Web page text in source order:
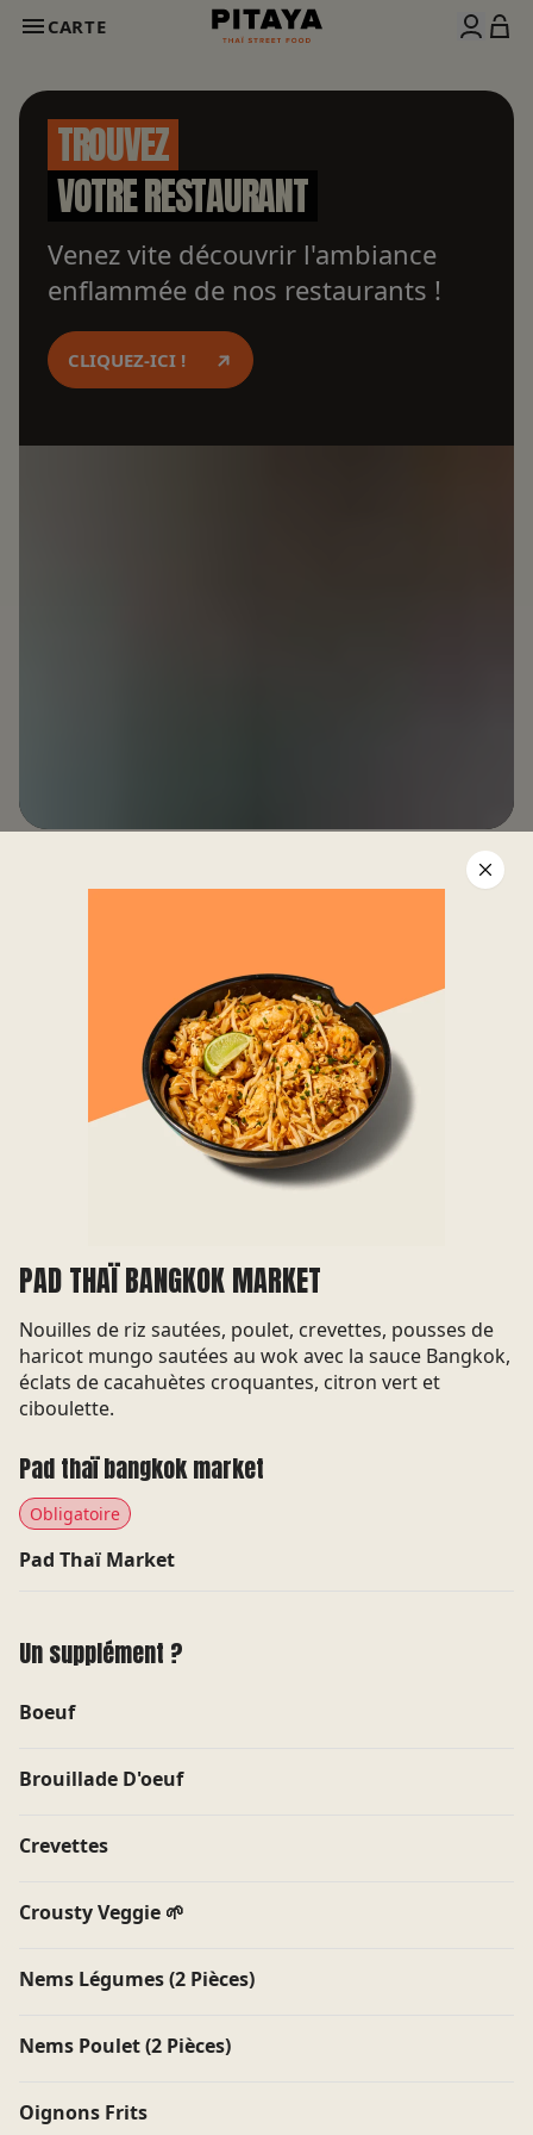
CARTE
PAD THAÏ BANGKOK MARKET
Nouilles de riz sautées, poulet, crevettes, pousses de
haricot mungo sautées au wok avec la sauce Bangkok,
éclats de cacahuètes croquantes, citron vert et
ciboulette.
Pad thaï bangkok market
Obligatoire
Pad Thaï Market
Un supplément ?
Boeuf
Brouillade D'oeuf
Crevettes
Crousty Veggie 🌱
Nems Légumes (2 Pièces)
Nems Poulet (2 Pièces)
Oignons Frits
TROUVEZ
VOTRE RESTAURANT
Venez vite découvrir l'ambiance
enflammée de nos restaurants !
CLIQUEZ-ICI !
LE SAVOIR-FAIRE
Notre cuisine est
savoureuse, variée et
généreuse adaptée à tous
UN SERVICE
CHALEUREUX
Pitaya vous réserve un
accueil chaleureux. Le
service est rapide,
personnalisé et de qualité.
CLICK &
COLLECT
Avec le click & collect,
passez commande sur
notre site et venez
récupérer votre
commande quand vous le
STREET FOOD DE
CONNECTE-TOI À TON PROGRAMME DE
Et profite de nombreux avantages !